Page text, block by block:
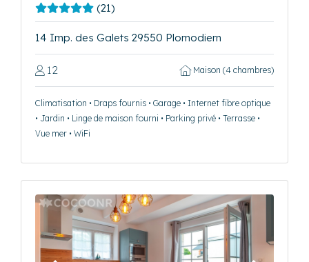
(21)
14 Imp. des Galets 29550 Plomodiern
12 Maison (4 chambres)
Climatisation • Draps fournis • Garage • Internet fibre optique
• Jardin • Linge de maison fourni • Parking privé • Terrasse •
Vue mer • WiFi